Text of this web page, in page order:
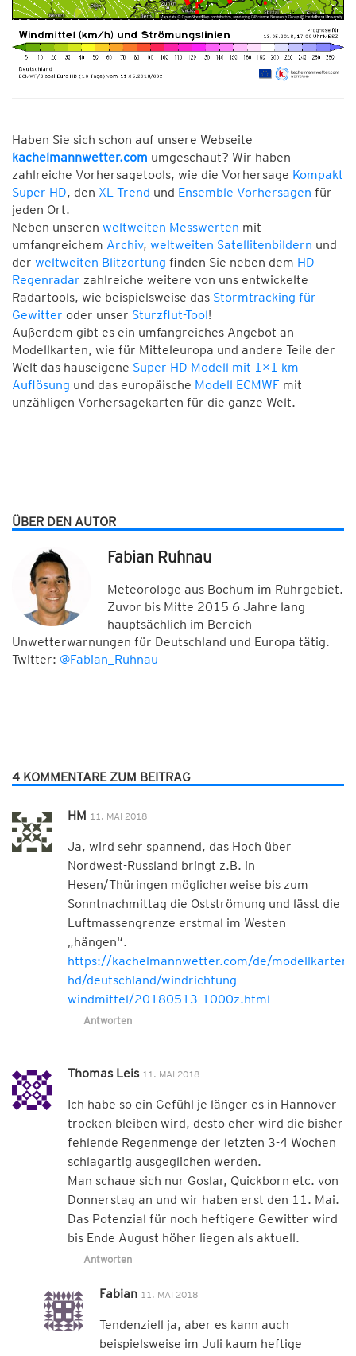
Haben Sie sich schon auf unsere Webseite
kachelmannwetter.com umgeschaut? Wir haben
zahlreiche Vorhersagetools, wie die Vorhersage Kompakt
Super HD, den XL Trend und Ensemble Vorhersagen für
jeden Ort.
Neben unseren weltweiten Messwerten mit
umfangreichem Archiv, weltweiten Satellitenbildern und
der weltweiten Blitzortung finden Sie neben dem HD
Regenradar zahlreiche weitere von uns entwickelte
Radartools, wie beispielsweise das Stormtracking für
Gewitter oder unser Sturzflut-Tool!
Außerdem gibt es ein umfangreiches Angebot an
Modellkarten, wie für Mitteleuropa und andere Teile der
Welt das hauseigene Super HD Modell mit 1×1 km
Auflösung und das europäische Modell ECMWF mit
unzähligen Vorhersagekarten für die ganze Welt.
ÜBER DEN AUTOR
Fabian Ruhnau
Meteorologe aus Bochum im Ruhrgebiet.
Zuvor bis Mitte 2015 6 Jahre lang
hauptsächlich im Bereich
Unwetterwarnungen für Deutschland und Europa tätig.
Twitter: @Fabian_Ruhnau
4 KOMMENTARE ZUM BEITRAG
HM 11. MAI 2018
Ja, wird sehr spannend, das Hoch über
Nordwest-Russland bringt z.B. in
Hesen/Thüringen möglicherweise bis zum
Sonntnachmittag die Ostströmung und lässt die
Luftmassengrenze erstmal im Westen
„hängen“.
https://kachelmannwetter.com/de/modellkarten/
hd/deutschland/windrichtung-
windmittel/20180513-1000z.html
Antworten
Thomas Leis 11. MAI 2018
Ich habe so ein Gefühl je länger es in Hannover
trocken bleiben wird, desto eher wird die bisher
fehlende Regenmenge der letzten 3-4 Wochen
schlagartig ausgeglichen werden.
Man schaue sich nur Goslar, Quickborn etc. von
Donnerstag an und wir haben erst den 11. Mai.
Das Potenzial für noch heftigere Gewitter wird
bis Ende August höher liegen als aktuell.
Antworten
Fabian 11. MAI 2018
Tendenziell ja, aber es kann auch
beispielsweise im Juli kaum heftige